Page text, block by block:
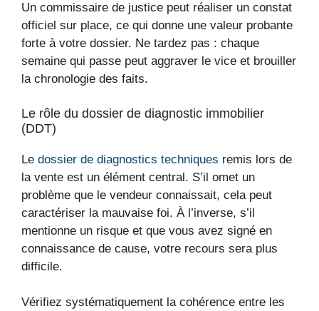
Un commissaire de justice peut réaliser un constat
officiel sur place, ce qui donne une valeur probante
forte à votre dossier. Ne tardez pas : chaque
semaine qui passe peut aggraver le vice et brouiller
la chronologie des faits.
Le rôle du dossier de diagnostic immobilier
(DDT)
Le dossier de diagnostics techniques remis lors de
la vente est un élément central. S’il omet un
problème que le vendeur connaissait, cela peut
caractériser la mauvaise foi. À l’inverse, s’il
mentionne un risque et que vous avez signé en
connaissance de cause, votre recours sera plus
difficile.
Vérifiez systématiquement la cohérence entre les